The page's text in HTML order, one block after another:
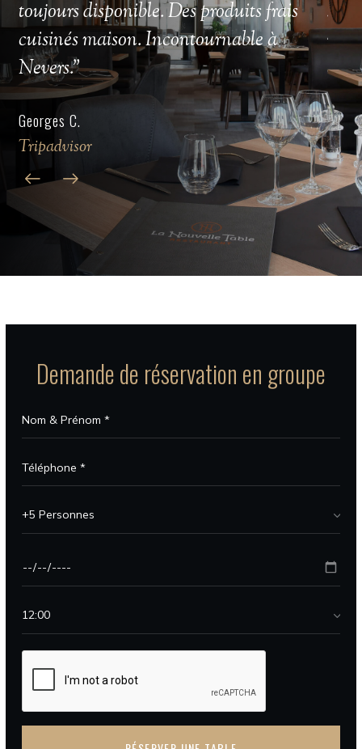
toujours disponible. Des produits frais
cuisinés maison. Incontournable à
Nevers."
Georges C.
Tripadvisor
à
Demande de réservation en groupe